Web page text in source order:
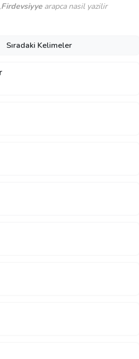
Firdevsiyyearapca nasil yazilir
Sıradaki Kelimeler